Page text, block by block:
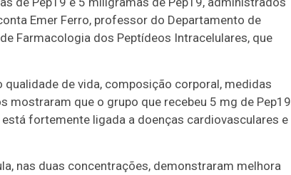
Emer Ferro, professor do Departamento de
Farmacologia dos Peptídeos Intracelulares, que
de vida, composição corporal, medidas
que o grupo que recebeu 5 mg de Pep19
fortemente ligada a doenças cardiovasculares e
nas duas concentrações, demonstraram melhora